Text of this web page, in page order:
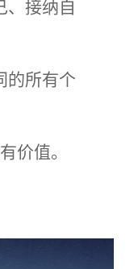
、接纳自
的所有个
价值。